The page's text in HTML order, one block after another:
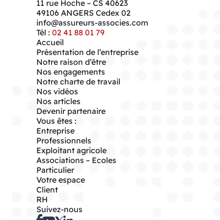
11 rue Hoche – CS 40623
49106 ANGERS Cedex 02
info@assureurs-associes.com
Tél : 02 41 88 01 79
Accueil
Présentation de l’entreprise
Notre raison d’être
Nos engagements
Notre charte de travail
Nos vidéos
Nos articles
Devenir partenaire
Vous êtes :
Entreprise
Professionnels
Exploitant agricole
Associations – Ecoles
Particulier
Votre espace
Client
RH
Suivez-nous